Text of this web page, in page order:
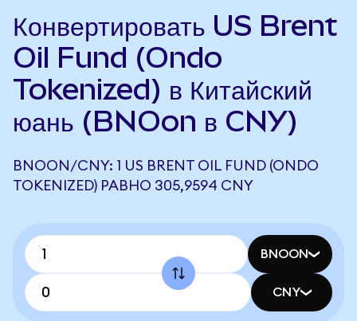
Конвертировать US Brent
Oil Fund (Ondo
Tokenized) в Китайский
юань (BNOon в CNY)
BNOON/CNY: 1 US BRENT OIL FUND (ONDO
TOKENIZED) РАВНО 305,9594 CNY
BNOON
CNY